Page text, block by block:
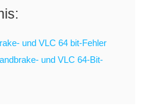
und VLC 64 bit-Fehler
und VLC 64-Bit-